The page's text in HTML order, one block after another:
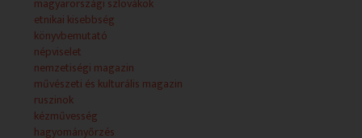
etnikai kisebbség
könyvbemutató
népviselet
nemzetiségi magazin
művészeti és kulturális magazin
ruszinok
kézművesség
hagyományőrzés